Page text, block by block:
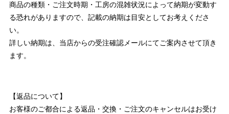
商品の種類・ご注文時期・工房の混雑状況によって納期が変動す
る恐れがありますので、記載の納期は目安としてお考えくださ
い。
詳しい納期は、当店からの受注確認メールにてご案内させて頂き
ます。
【返品について】
お客様のご都合による返品・交換・ご注文のキャンセルはお受け